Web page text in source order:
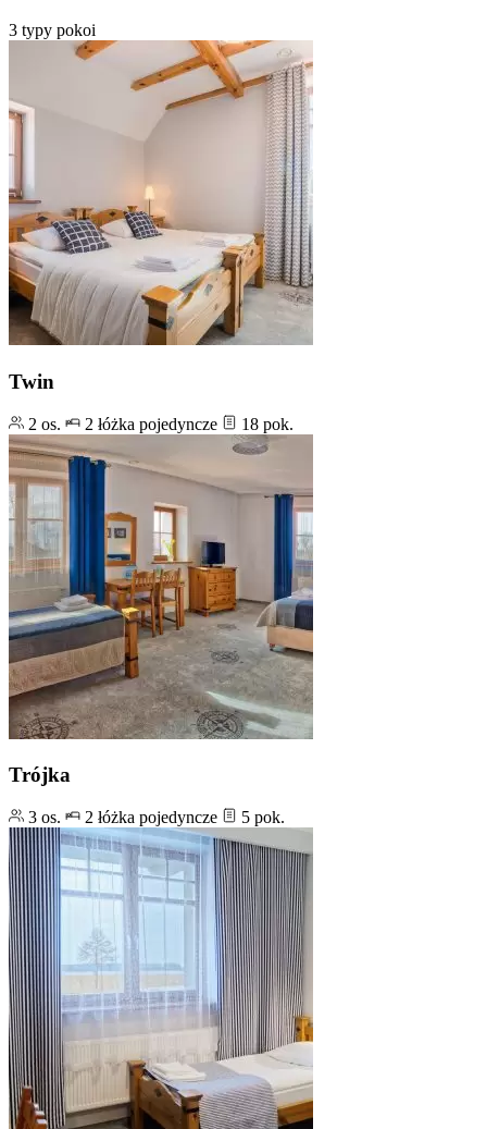
3 typy pokoi
Twin
2 os. 2 łóżka pojedyncze 18 pok.
Trójka
3 os. 2 łóżka pojedyncze 5 pok.